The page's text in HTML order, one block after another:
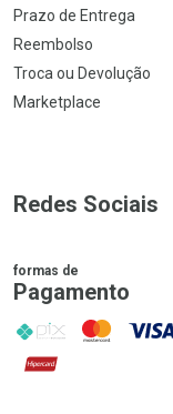
Prazo de Entrega
Reembolso
Troca ou Devolução
Marketplace
Redes Sociais
formas de
Pagamento
PIX MasterCard
VISA
Hipercard